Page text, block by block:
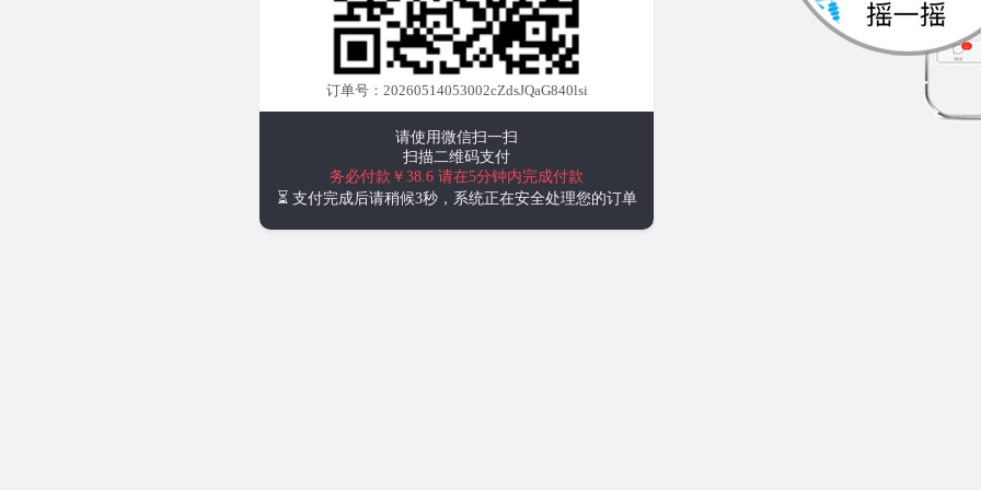
订单号：20260514053002cZdsJQaG840lsi
请使用微信扫一扫
扫描二维码支付
务必付款￥38.6 请在5分钟内完成付款
⏳ 支付完成后请稍候3秒，系统正在安全处理您的订单